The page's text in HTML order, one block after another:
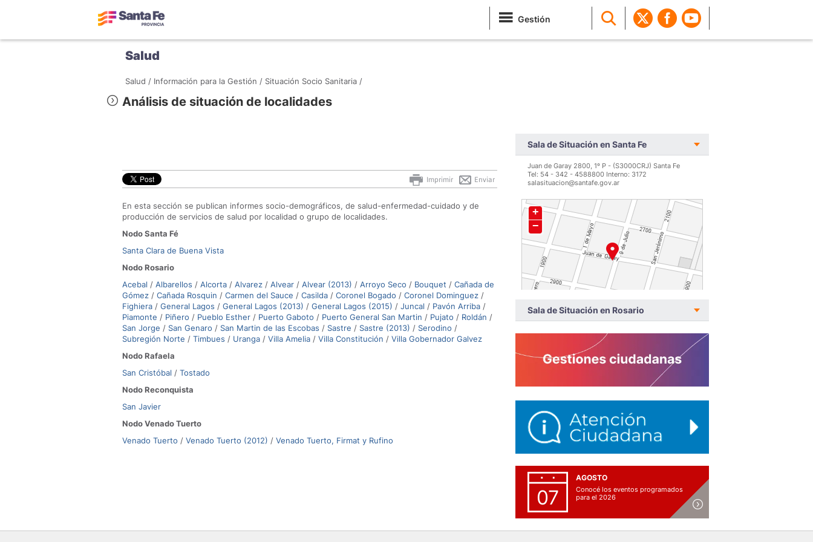
Gestión
Salud
Salud / Información para la Gestión / Situación Socio Sanitaria /
Análisis de situación de localidades
Enviar
Imprimir
En esta sección se publican informes socio-demográficos, de salud-enfermedad-cuidado y de
producción de servicios de salud por localidad o grupo de localidades.
Nodo Santa Fé
Santa Clara de Buena Vista
Nodo Rosario
Acebal / Albarellos / Alcorta / Alvarez / Alvear / Alvear (2013) / Arroyo Seco / Bouquet / Cañada de
Gómez / Cañada Rosquin / Carmen del Sauce / Casilda / Coronel Bogado / Coronel Dominguez /
Fighiera / General Lagos / General Lagos (2013) / General Lagos (2015) / Juncal / Pavón Arriba /
Piamonte / Piñero / Pueblo Esther / Puerto Gaboto / Puerto General San Martin / Pujato / Roldán /
San Jorge / San Genaro / San Martin de las Escobas / Sastre / Sastre (2013) / Serodino /
Subregión Norte / Timbues / Uranga / Villa Amelia / Villa Constitución / Villa Gobernador Galvez
Nodo Rafaela
San Cristóbal / Tostado
Nodo Reconquista
San Javier
Nodo Venado Tuerto
Venado Tuerto / Venado Tuerto (2012) / Venado Tuerto, Firmat y Rufino
Sala de Situación en Santa Fe
Juan de Garay 2800, 1º P - (S3000CRJ) Santa Fe
Tel: 54 - 342 - 4588800 Interno: 3172
salasituacion@santafe.gov.ar
Sala de Situación en Rosario
07
AGOSTO
Conocé los eventos programados
para el 2026